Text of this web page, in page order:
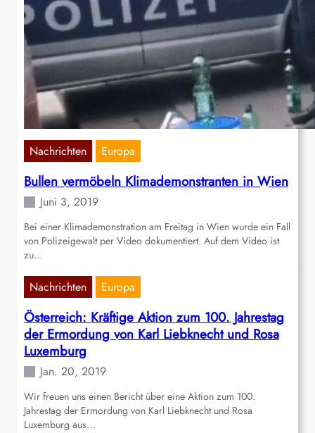
Nachrichten Europa
Bullen vermöbeln Klimademonstranten in Wien
Juni 3, 2019
Bei einer Klimademonstration am Freitag in Wien wurde ein Fall
von Polizeigewalt per Video dokumentiert. Auf dem Video ist
zu…
Nachrichten Europa
Österreich: Kräftige Aktion zum 100. Jahrestag
der Ermordung von Karl Liebknecht und Rosa
Luxemburg
Jan. 20, 2019
Wir freuen uns einen Bericht über eine Aktion zum 100.
Jahrestag der Ermordung von Karl Liebknecht und Rosa
Luxemburg aus…